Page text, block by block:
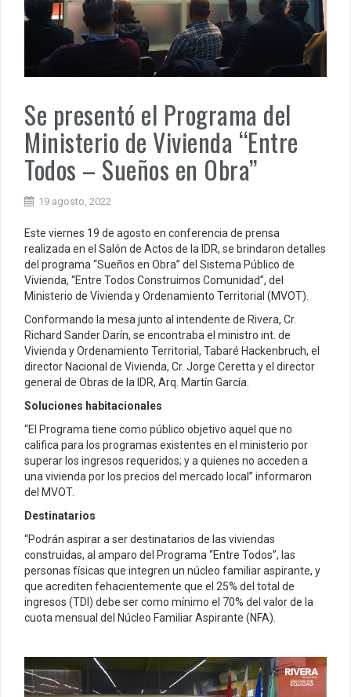
Se presentó el Programa del
Ministerio de Vivienda “Entre
Todos – Sueños en Obra”
19 agosto, 2022
Este viernes 19 de agosto en conferencia de prensa
realizada en el Salón de Actos de la IDR, se brindaron detalles
del programa “Sueños en Obra” del Sistema Público de
Vivienda, “Entre Todos Construimos Comunidad”, del
Ministerio de Vivienda y Ordenamiento Territorial (MVOT).
Conformando la mesa junto al intendente de Rivera, Cr.
Richard Sander Darín, se encontraba el ministro int. de
Vivienda y Ordenamiento Territorial, Tabaré Hackenbruch, el
director Nacional de Vivienda, Cr. Jorge Ceretta y el director
general de Obras de la IDR, Arq. Martín García.
Soluciones habitacionales
“El Programa tiene como público objetivo aquel que no
califica para los programas existentes en el ministerio por
superar los ingresos requeridos; y a quienes no acceden a
una vivienda por los precios del mercado local” informaron
del MVOT.
Destinatarios
“Podrán aspirar a ser destinatarios de las viviendas
construidas, al amparo del Programa “Entre Todos”, las
personas físicas que integren un núcleo familiar aspirante, y
que acrediten fehacientemente que el 25% del total de
ingresos (TDI) debe ser como mínimo el 70% del valor de la
cuota mensual del Núcleo Familiar Aspirante (NFA).